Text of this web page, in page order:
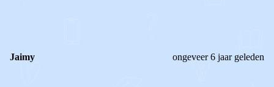
Jaimy ongeveer 6 jaar geleden